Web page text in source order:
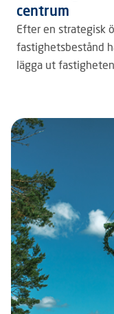
centrum
Efter en strategisk
fastighetsbestånd
lägga ut